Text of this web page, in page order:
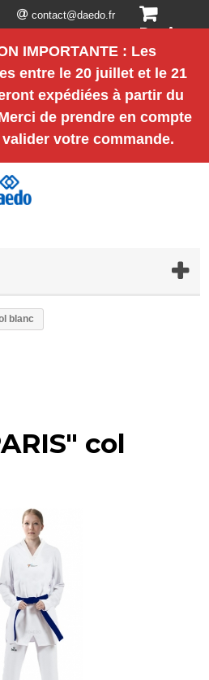
Panier
(vide)
contact@daedo.fr
IMPORTANTE : Les
entre le 20 juillet et le 21
expédiées à partir du
de prendre en compte
votre commande.
blanc
col